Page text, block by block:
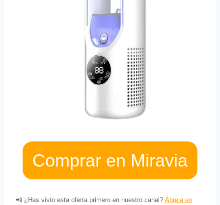
Comprar en Miravia
📲 ¿Has visto esta oferta primero en nuestro canal? Ábrela en